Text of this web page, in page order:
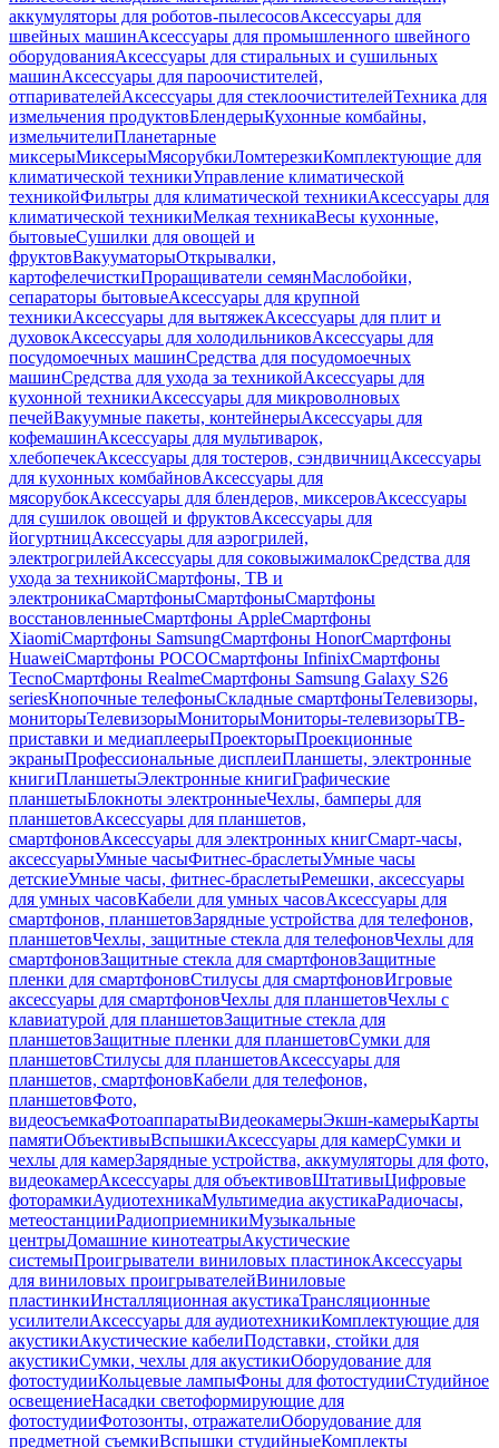
аккумуляторы для роботов-пылесосовАксессуары для
швейных машинАксессуары для промышленного швейного
оборудованияАксессуары для стиральных и сушильных
машинАксессуары для пароочистителей,
отпаривателейАксессуары для стеклоочистителейТехника для
измельчения продуктовБлендерыКухонные комбайны,
измельчителиПланетарные
миксерыМиксерыМясорубкиЛомтерезкиКомплектующие для
климатической техникиУправление климатической
техникойФильтры для климатической техникиАксессуары для
климатической техникиМелкая техникаВесы кухонные,
бытовыеСушилки для овощей и
фруктовВакууматорыОткрывалки,
картофелечисткиПроращиватели семянМаслобойки,
сепараторы бытовыеАксессуары для крупной
техникиАксессуары для вытяжекАксессуары для плит и
духовокАксессуары для холодильниковАксессуары для
посудомоечных машинСредства для посудомоечных
машинСредства для ухода за техникойАксессуары для
кухонной техникиАксессуары для микроволновых
печейВакуумные пакеты, контейнерыАксессуары для
кофемашинАксессуары для мультиварок,
хлебопечекАксессуары для тостеров, сэндвичницАксессуары
для кухонных комбайновАксессуары для
мясорубокАксессуары для блендеров, миксеровАксессуары
для сушилок овощей и фруктовАксессуары для
йогуртницАксессуары для аэрогрилей,
электрогрилейАксессуары для соковыжималокСредства для
ухода за техникойСмартфоны, ТВ и
электроникаСмартфоныСмартфоныСмартфоны
восстановленныеСмартфоны AppleСмартфоны
XiaomiСмартфоны SamsungСмартфоны HonorСмартфоны
HuaweiСмартфоны POCOСмартфоны InfinixСмартфоны
TecnoСмартфоны RealmeСмартфоны Samsung Galaxy S26
seriesКнопочные телефоныСкладные смартфоныТелевизоры,
мониторыТелевизорыМониторыМониторы-телевизорыТВ-
приставки и медиаплеерыПроекторыПроекционные
экраныПрофессиональные дисплеиПланшеты, электронные
книгиПланшетыЭлектронные книгиГрафические
планшетыБлокноты электронныеЧехлы, бамперы для
планшетовАксессуары для планшетов,
смартфоновАксессуары для электронных книгСмарт-часы,
аксессуарыУмные часыФитнес-браслетыУмные часы
детскиеУмные часы, фитнес-браслетыРемешки, аксессуары
для умных часовКабели для умных часовАксессуары для
смартфонов, планшетовЗарядные устройства для телефонов,
планшетовЧехлы, защитные стекла для телефоновЧехлы для
смартфоновЗащитные стекла для смартфоновЗащитные
пленки для смартфоновСтилусы для смартфоновИгровые
аксессуары для смартфоновЧехлы для планшетовЧехлы с
клавиатурой для планшетовЗащитные стекла для
планшетовЗащитные пленки для планшетовСумки для
планшетовСтилусы для планшетовАксессуары для
планшетов, смартфоновКабели для телефонов,
планшетовФото,
видеосъемкаФотоаппаратыВидеокамерыЭкшн-камерыКарты
памятиОбъективыВспышкиАксессуары для камерСумки и
чехлы для камерЗарядные устройства, аккумуляторы для фото,
видеокамерАксессуары для объективовШтативыЦифровые
фоторамкиАудиотехникаМультимедиа акустикаРадиочасы,
метеостанцииРадиоприемникиМузыкальные
центрыДомашние кинотеатрыАкустические
системыПроигрыватели виниловых пластинокАксессуары
для виниловых проигрывателейВиниловые
пластинкиИнсталляционная акустикаТрансляционные
усилителиАксессуары для аудиотехникиКомплектующие для
акустикиАкустические кабелиПодставки, стойки для
акустикиСумки, чехлы для акустикиОборудование для
фотостудииКольцевые лампыФоны для фотостудииСтудийное
освещениеНасадки светоформирующие для
фотостудииФотозонты, отражателиОборудование для
предметной съемкиВспышки студийныеКомплекты